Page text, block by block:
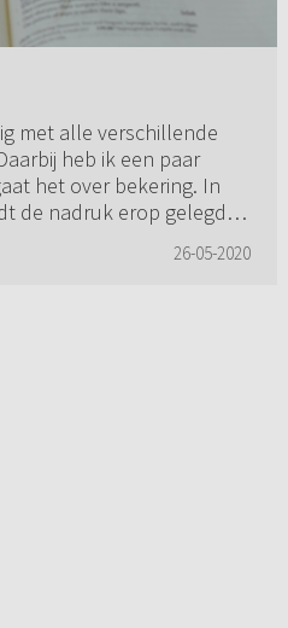
met alle verschillende
heb ik een paar
de nadruk erop gelegd
26-05-2020